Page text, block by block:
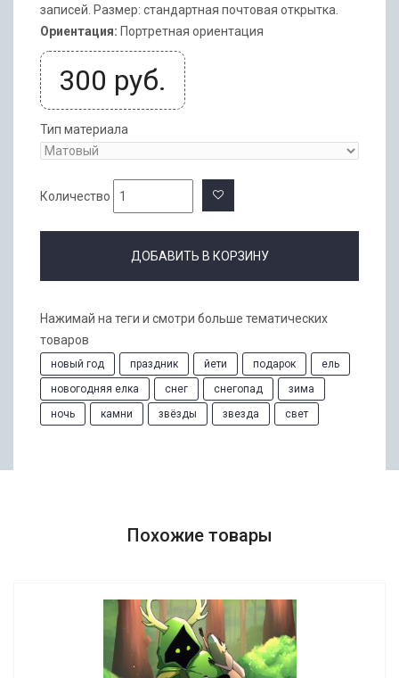
записей. Размер: стандартная почтовая открытка.
Ориентация: Портретная ориентация
300 руб.
Тип материала
Количество
ДОБАВИТЬ В КОРЗИНУ
Нажимай на теги и смотри больше тематических
товаров
новый год праздник йети подарок
ель
новогодняя елка
снег снегопад
зима
ночь
камни звёзды звезда свет
Похожие товары